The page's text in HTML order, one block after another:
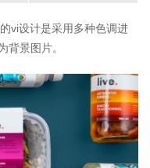
vi设计是采用多种色调进
背景图片。